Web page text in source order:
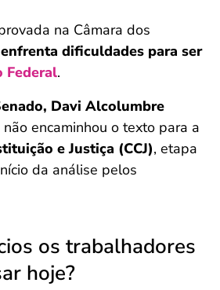
na Câmara dos
enfrenta dificuldades para ser
Federal.
Davi Alcolumbre
não encaminhou o texto para a
e Justiça (CCJ), etapa
da análise pelos
os trabalhadores
hoje?